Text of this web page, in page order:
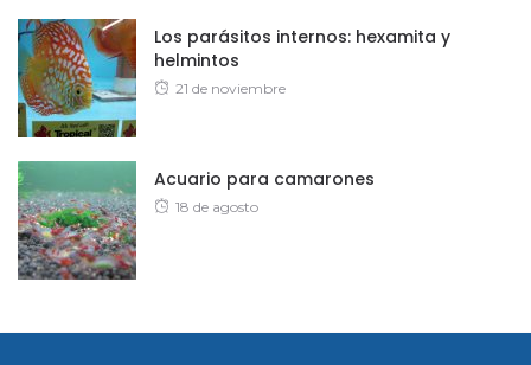
Los parásitos internos: hexamita y
helmintos
Posted
21 de noviembre
Acuario para camarones
Posted
18 de agosto